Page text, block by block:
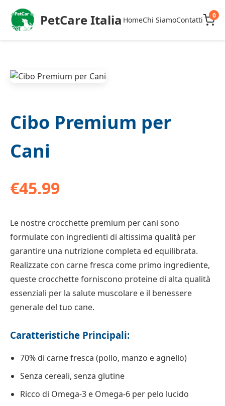
PetCare Italia HomeChi SiamoContatti 0
Cibo Premium per
Cani
€45.99
Le nostre crocchette premium per cani sono
formulate con ingredienti di altissima qualità per
garantire una nutrizione completa ed equilibrata.
Realizzate con carne fresca come primo ingrediente,
queste crocchette forniscono proteine di alta qualità
essenziali per la salute muscolare e il benessere
generale del tuo cane.
Caratteristiche Principali:
70% di carne fresca (pollo, manzo e agnello)
Senza cereali, senza glutine
Ricco di Omega-3 e Omega-6 per pelo lucido